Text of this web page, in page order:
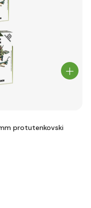
protutenkovski